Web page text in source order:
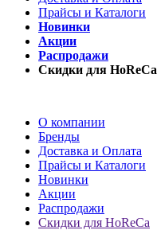
Прайсы и Каталоги
Новинки
Акции
Распродажи
Скидки для HoReCa
О компании
Бренды
Доставка и Оплата
Прайсы и Каталоги
Новинки
Акции
Распродажи
Скидки для HoReCa